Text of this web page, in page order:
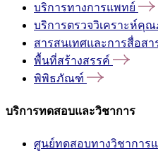
บริการทางการแพทย์
บริการตรวจวิเคราะห์คุ
สารสนเทศและการสื่อสา
พื้นที่สร้างสรรค์
พิพิธภัณฑ์
บริการทดสอบและวิชาการ
ศูนย์ทดสอบทางวิชาการ